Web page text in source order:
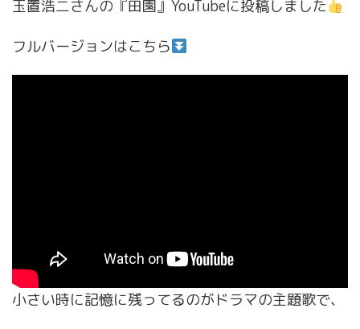
玉置浩二さんの『田園』YouTubeに投稿しました
フルバージョンはこちら
小さい時に記憶に残ってるのがドラマの主題歌で、